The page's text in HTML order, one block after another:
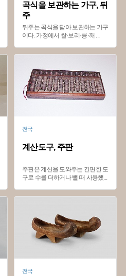
곡식을 보관하는 가구, 뒤
주
뒤주는 곡식을 담아 보관하는 가구
이다. 가정에서 쌀·보리·콩·깨 ...
전국
계산도구, 주판
주판은 계산을 도와주는 간편한 도
구로 수를 더하거나 뺄 때 사용했...
전국